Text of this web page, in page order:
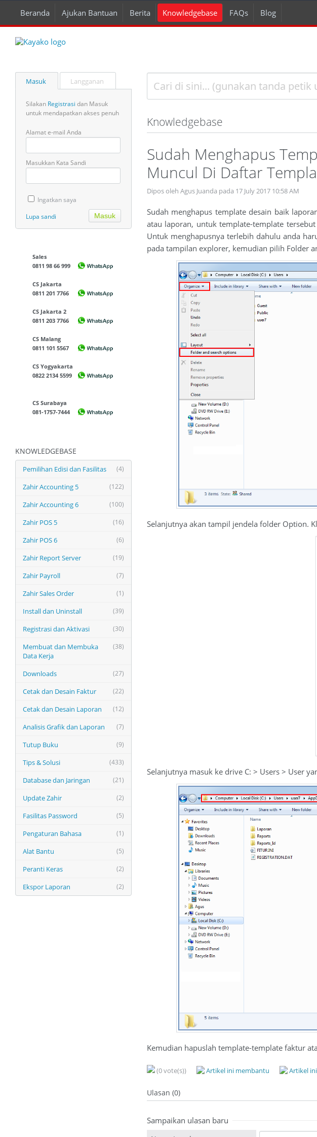
Beranda Ajukan Bantuan Berita Knowledgebase FAQs Blog
Masuk Langganan
Silakan Registrasi dan Masuk
untuk mendapatkan akses penuh
Alamat e-mail Anda
Masukkan Kata Sandi
Ingatkan saya
Lupa sandi
Sales
0811 98 66 999
CS Jakarta
0811 201 7766
CS Jakarta 2
0811 203 7766
CS Malang
0811 101 5567
CS Yogyakarta
0822 2134 5599
CS Surabaya
081-1757-7444
KNOWLEDGEBASE
(4)
Pemilihan Edisi dan Fasilitas
(122)
Zahir Accounting 5
(100)
Zahir Accounting 6
(16)
Zahir POS 5
(6)
Zahir POS 6
(19)
Zahir Report Server
(7)
Zahir Payroll
(1)
Zahir Sales Order
(39)
Install dan Uninstall
(30)
Registrasi dan Aktivasi
(38)
Membuat dan Membuka
Data Kerja
(27)
Downloads
(22)
Cetak dan Desain Faktur
(12)
Cetak dan Desain Laporan
(7)
Analisis Grafik dan Laporan
(9)
Tutup Buku
(433)
Tips & Solusi
(21)
Database dan Jaringan
(2)
Update Zahir
(5)
Fasilitas Password
(1)
Pengaturan Bahasa
(5)
Alat Bantu
(2)
Peranti Keras
(2)
Ekspor Laporan
Knowledgebase
Sudah Menghapus
Muncul Di Daftar
Dipos oleh Agus Juanda pada 17 July 2017 10:58 AM
Sudah menghapus template desain baik
atau laporan, untuk template-template
Untuk menghapusnya terlebih dahulu anda
pada tampilan explorer, kemudian pilih Folder
Selanjutnya akan tampil jendela folder Option.
Selanjutnya masuk ke drive C: > Users > User
Kemudian hapuslah template-template faktur
(0 vote(s)) Artikel ini membantu Artikel
Ulasan (0)
Sampaikan ulasan baru